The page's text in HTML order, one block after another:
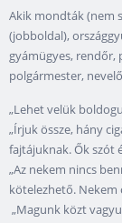
Akik mondták (nem
(jobboldal),
gyámügyes, rendőr,
polgármester,
„Lehet velük
„Írjuk össze, hány
fajtájuknak. Ők szót
„Az nekem nincs
kötelezhető. Nekem
„Magunk közt